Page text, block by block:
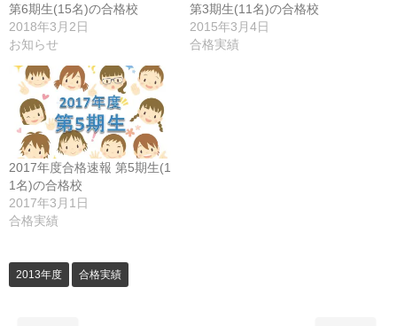
第6期生(15名)の合格校
2018年3月2日
お知らせ
第3期生(11名)の合格校
2015年3月4日
合格実績
2017年度合格速報 第5期生(1
1名)の合格校
2017年3月1日
合格実績
2013年度 合格実績